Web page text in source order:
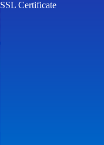
SSL Certificate